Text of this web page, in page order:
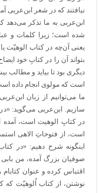
نیافتند که در شعر ابن‌عربی
ابن‌عربی به ما تذکر
شده است؛ زیرا کلمات و
یعنی آن‌چه در کتاب الوهیّت
بتواند آن را در کتابِ خود
دیگری بود تا بیاید و مطالب
است که مولوی انجام داده
ما می‌توانیم از زبان
سازیم. ابن‌عربی می‌گوید:
در کتابِ الوهیت است، آمده
است، از فتوحاتِ الاهی
اینگونه شرح دهیم: «در
صوفیان بزرگ آمده، من
اقتباس کرده و عنوان کتابام
نوشتن، از کتاب اُلوهیّت که